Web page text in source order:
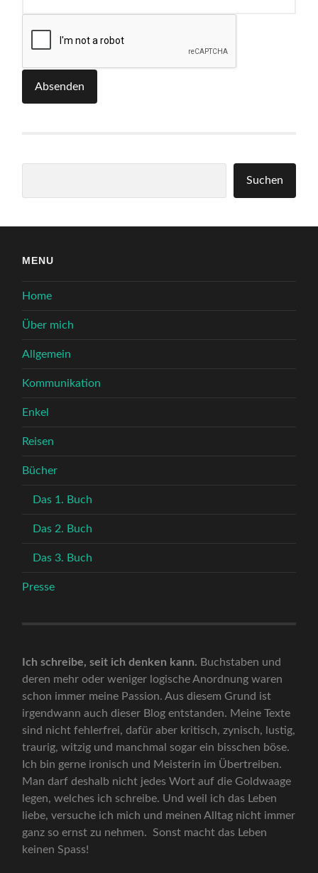
Absenden
Suchen
MENU
Home
Über mich
Allgemein
Kommunikation
Enkel
Reisen
Bücher
Das 1. Buch
Das 2. Buch
Das 3. Buch
Presse
Ich schreibe, seit ich denken kann. Buchstaben und
deren mehr oder weniger logische Anordnung waren
schon immer meine Passion. Aus diesem Grund ist
irgendwann auch dieser Blog entstanden. Meine Texte
sind nicht fehlerfrei, dafür aber kritisch, zynisch, lustig,
traurig, witzig und manchmal sogar ein bisschen böse.
Ich bin gerne ironisch und Meisterin im Übertreiben.
Man darf deshalb nicht jedes Wort auf die Goldwaage
legen, welches ich schreibe. Und weil ich das Leben
liebe, versuche ich mich und meinen Alltag nicht immer
ganz so ernst zu nehmen. Sonst macht das Leben
keinen Spass!